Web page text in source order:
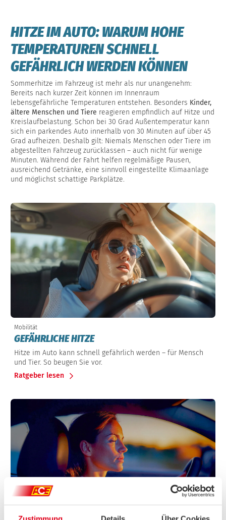
HITZE IM AUTO: WARUM HOHE
TEMPERATUREN SCHNELL
GEFÄHRLICH WERDEN KÖNNEN
Sommerhitze im Fahrzeug ist mehr als nur unangenehm:
Bereits nach kurzer Zeit können im Innenraum
lebensgefährliche Temperaturen entstehen. Besonders Kinder,
ältere Menschen und Tiere reagieren empfindlich auf Hitze und
Kreislaufbelastung. Schon bei 30 Grad Außentemperatur kann
sich ein parkendes Auto innerhalb von 30 Minuten auf über 45
Grad aufheizen. Deshalb gilt: Niemals Menschen oder Tiere im
abgestellten Fahrzeug zurücklassen – auch nicht für wenige
Minuten. Während der Fahrt helfen regelmäßige Pausen,
ausreichend Getränke, eine sinnvoll eingestellte Klimaanlage
und möglichst schattige Parkplätze.
Mobilität
GEFÄHRLICHE HITZE
Hitze im Auto kann schnell gefährlich werden – für Mensch
und Tier. So beugen Sie vor.
Ratgeber lesen